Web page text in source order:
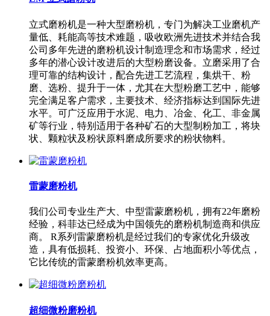
立式磨粉机是一种大型磨粉机，专门为解决工业磨机产
量低、耗能高等技术难题，吸收欧洲先进技术并结合我
公司多年先进的磨粉机设计制造理念和市场需求，经过
多年的潜心设计改进后的大型粉磨设备。立磨采用了合
理可靠的结构设计，配合先进工艺流程，集烘干、粉
磨、选粉、提升于一体，尤其在大型粉磨工艺中，能够
完全满足客户需求，主要技术、经济指标达到国际先进
水平。可广泛应用于水泥、电力、冶金、化工、非金属
矿等行业，特别适用于各种矿石的大型制粉加工，将块
状、颗粒状及粉状原料磨成所要求的粉状物料。
雷蒙磨粉机
我们公司专业生产大、中型雷蒙磨粉机，拥有22年磨粉
经验，科菲达已经成为中国领先的磨粉机制造商和供应
商。 R系列雷蒙磨粉机是经过我们的专家优化升级改
造，具有低损耗、投资小、环保、占地面积小等优点，
它比传统的雷蒙磨粉机效率更高。
超细微粉磨粉机